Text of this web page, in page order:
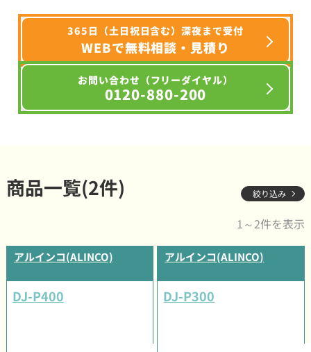
365日（土日祝日含む）深夜まで受付
WEBで無料相談・見積り
お問い合わせ（フリーダイヤル）
0120-880-200
商品一覧(2件) 絞り込み
1～2件を表示
アルインコ(ALINCO)
DJ-P400
アルインコ(ALINCO)
DJ-P300